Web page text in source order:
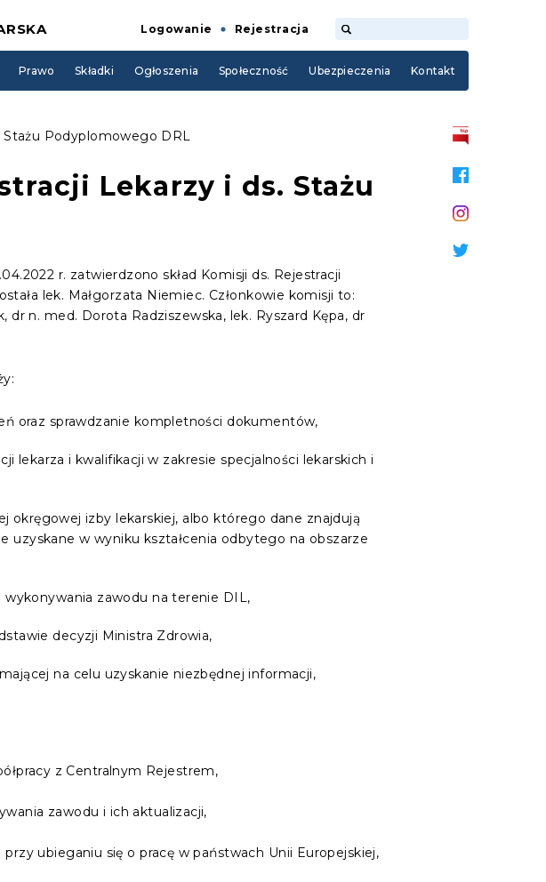
Logowanie Rejestracja
Prawo Składki Ogłoszenia Społeczność Ubezpieczenia Kontakt
Stażu Podyplomowego DRL
Lekarzy i ds. Stażu
r. zatwierdzono skład Komisji ds. Rejestracji
lek. Małgorzata Niemiec. Członkowie komisji to:
dr n. med. Dorota Radziszewska, lek. Ryszard Kępa, dr
oraz sprawdzanie kompletności dokumentów,
lekarza i kwalifikacji w zakresie specjalności lekarskich i
okręgowej izby lekarskiej, albo którego dane znajdują
uzyskane w wyniku kształcenia odbytego na obszarze
zawodu na terenie DIL,
decyzji Ministra Zdrowia,
na celu uzyskanie niezbędnej informacji,
z Centralnym Rejestrem,
zawodu i ich aktualizacji,
ubieganiu się o pracę w państwach Unii Europejskiej,